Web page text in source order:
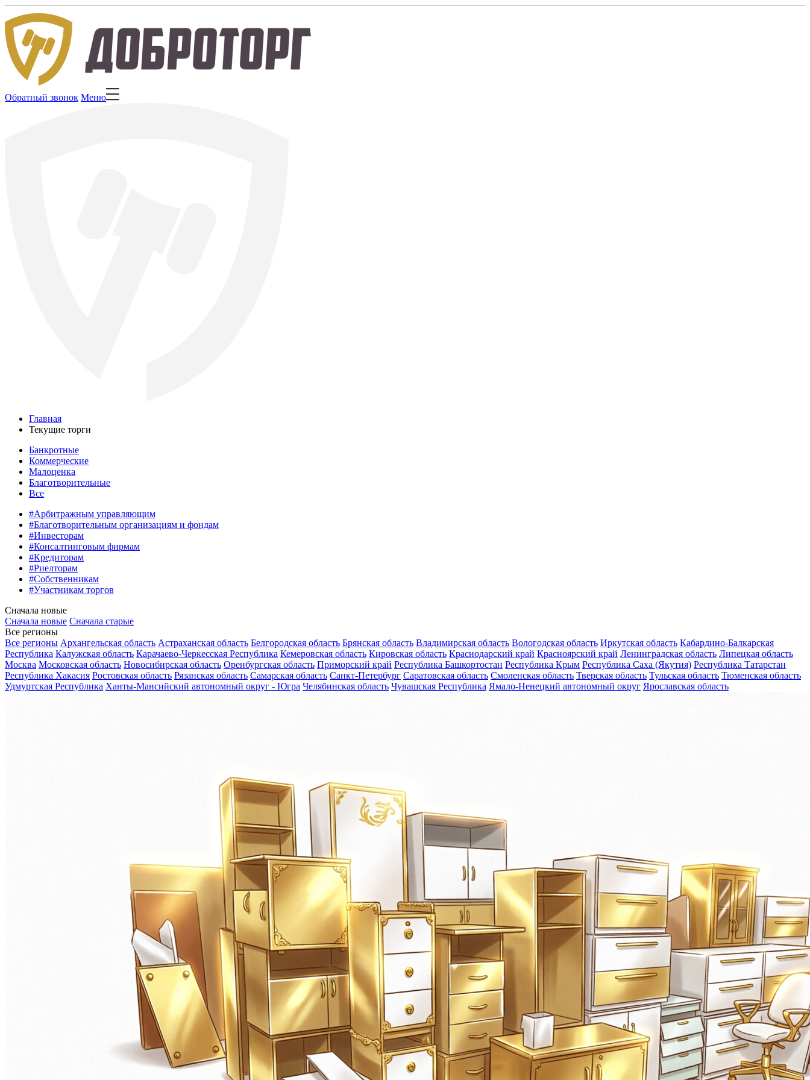
Обратный звонок Меню
Главная
Текущие торги
Банкротные
Коммерческие
Малоценка
Благотворительные
Все
#Арбитражным управляющим
#Благотворительным организациям и фондам
#Инвесторам
#Консалтинговым фирмам
#Кредиторам
#Риелторам
#Собственникам
#Участникам торгов
Сначала новые
Сначала новые Сначала старые
Все регионы
Все регионы Архангельская область Астраханская область Белгородская область Брянская область Владимирская область Вологодская область Иркутская область Кабардино-Балкарская
Республика Калужская область Карачаево-Черкесская Республика Кемеровская область Кировская область Краснодарский край Красноярский край Ленинградская область Липецкая область
Москва Московская область Новосибирская область Оренбургская область Приморский край Республика Башкортостан Республика Крым Республика Саха (Якутия) Республика Татарстан
Республика Хакасия Ростовская область Рязанская область Самарская область Санкт-Петербург Саратовская область Смоленская область Тверская область Тульская область Тюменская область
Удмуртская Республика Ханты-Мансийский автономный округ - Югра Челябинская область Чувашская Республика Ямало-Ненецкий автономный округ Ярославская область